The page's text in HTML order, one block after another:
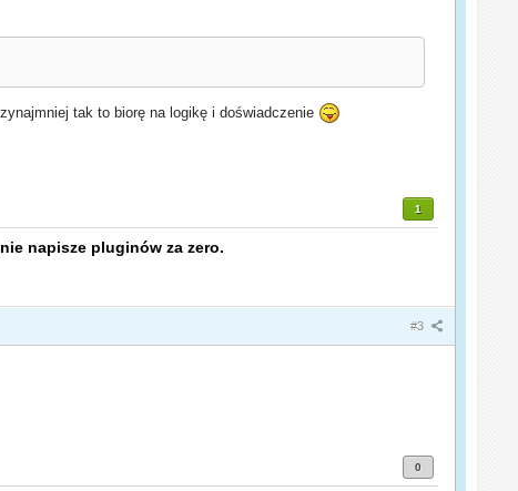
tak to biorę na logikę i doświadczenie
1
napisze pluginów za zero.
#3
0